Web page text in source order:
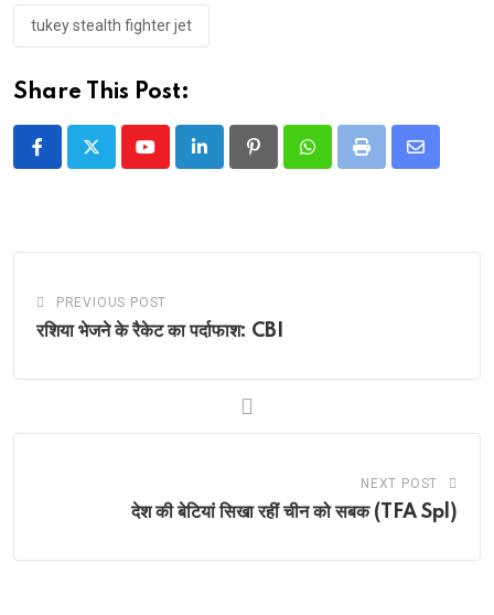
tukey stealth fighter jet
Share This Post:
YoutubeLinkedIn PinterestWhatsappPrint
Share
PREVIOUS POST
रशिया भेजने के रैकेट का पर्दाफाश: CBI
NEXT POST
देश की बेटियां सिखा रहीं चीन को सबक (TFA Spl)